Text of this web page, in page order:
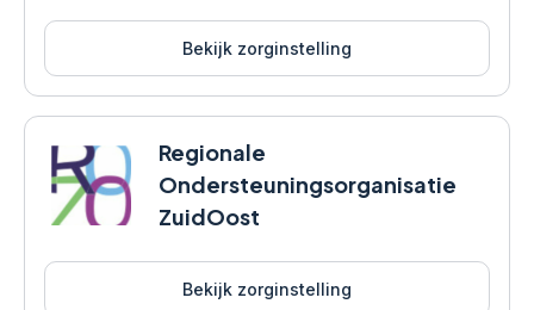
Bekijk zorginstelling
Regionale
Ondersteuningsorganisatie
ZuidOost
Bekijk zorginstelling